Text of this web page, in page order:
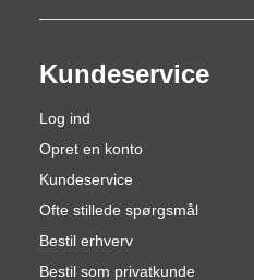
Kundeservice
Log ind
Opret en konto
Kundeservice
Ofte stillede spørgsmål
Bestil erhverv
Bestil som privatkunde